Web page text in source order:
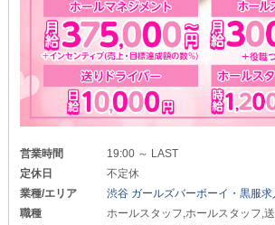
営業時間
19:00 ～ LAST
定休日
不定休
業種/エリア
渋谷 ガールズバーボーイ・黒服求
職種
ホールスタッフ,ホールスタッフ,